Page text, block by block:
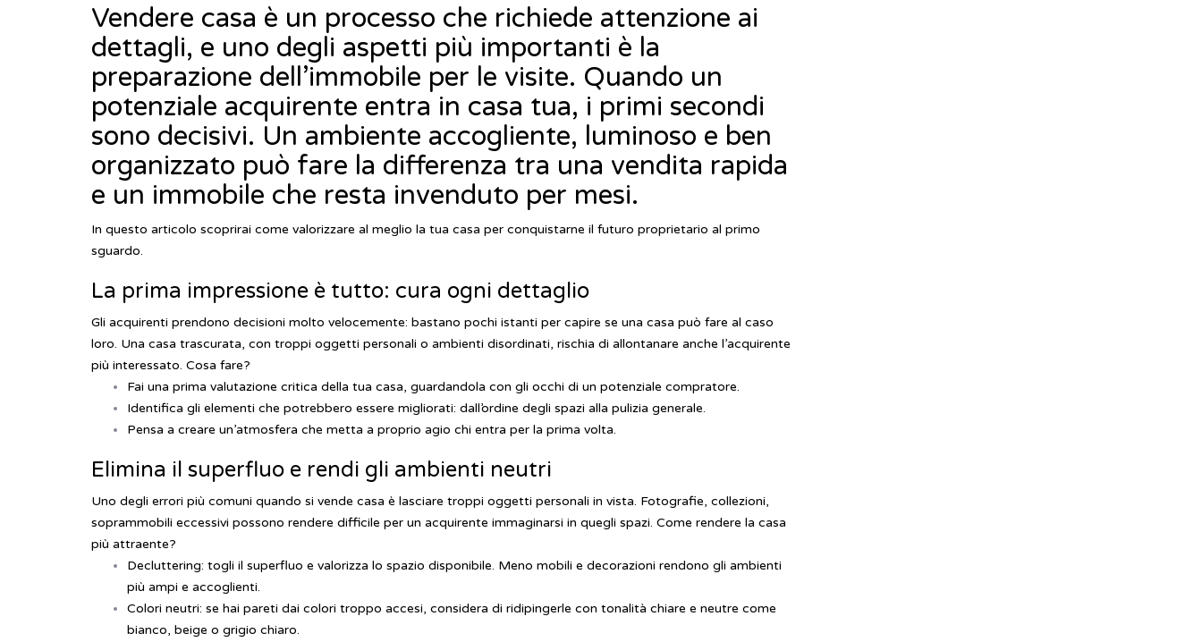
Vendere casa è un processo che richiede attenzione ai
dettagli, e uno degli aspetti più importanti è la
preparazione dell’immobile per le visite. Quando un
potenziale acquirente entra in casa tua, i primi secondi
sono decisivi. Un ambiente accogliente, luminoso e ben
organizzato può fare la differenza tra una vendita rapida
e un immobile che resta invenduto per mesi.
In questo articolo scoprirai come valorizzare al meglio la tua casa per conquistarne il futuro proprietario al primo
sguardo.
La prima impressione è tutto: cura ogni dettaglio
Gli acquirenti prendono decisioni molto velocemente: bastano pochi istanti per capire se una casa può fare al caso
loro. Una casa trascurata, con troppi oggetti personali o ambienti disordinati, rischia di allontanare anche l’acquirente
più interessato. Cosa fare?
Fai una prima valutazione critica della tua casa, guardandola con gli occhi di un potenziale compratore.
Identifica gli elementi che potrebbero essere migliorati: dall’ordine degli spazi alla pulizia generale.
Pensa a creare un’atmosfera che metta a proprio agio chi entra per la prima volta.
Elimina il superfluo e rendi gli ambienti neutri
Uno degli errori più comuni quando si vende casa è lasciare troppi oggetti personali in vista. Fotografie, collezioni,
soprammobili eccessivi possono rendere difficile per un acquirente immaginarsi in quegli spazi. Come rendere la casa
più attraente?
Decluttering: togli il superfluo e valorizza lo spazio disponibile. Meno mobili e decorazioni rendono gli ambienti
più ampi e accoglienti.
Colori neutri: se hai pareti dai colori troppo accesi, considera di ridipingerle con tonalità chiare e neutre come
bianco, beige o grigio chiaro.